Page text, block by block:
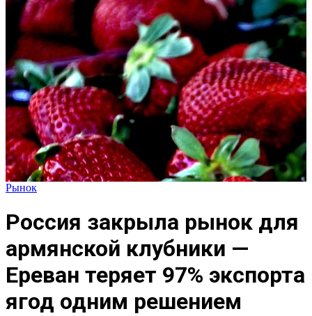
Рынок
Россия закрыла рынок для
армянской клубники —
Ереван теряет 97% экспорта
ягод одним решением